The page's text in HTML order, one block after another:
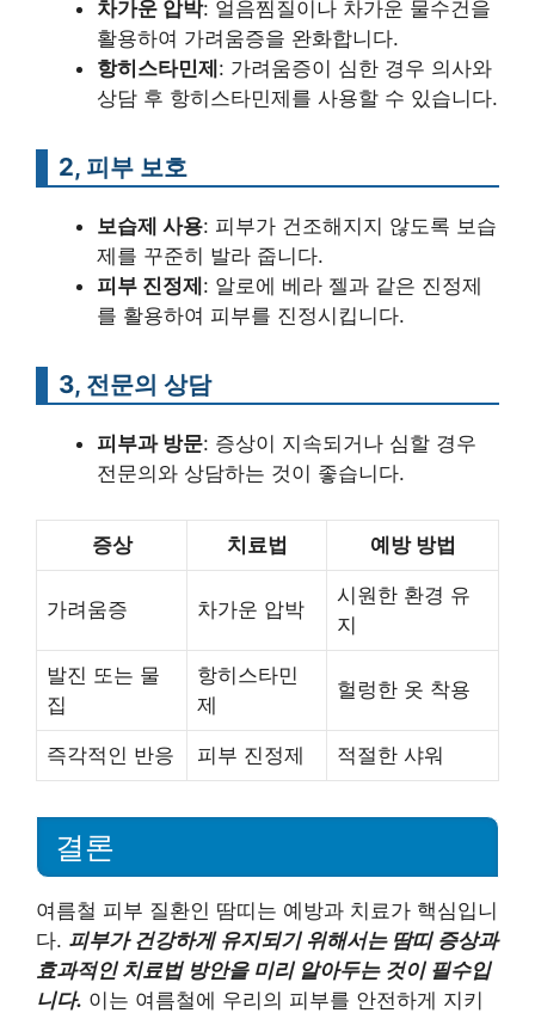
차가운 압박: 얼음찜질이나 차가운 물수건을
활용하여 가려움증을 완화합니다.
항히스타민제 : 가려움증이 심한 경우 의사와
상담 후 항히스타민제를 사용할 수 있습니다.
2, 피부 보호
보습제 사용: 피부가 건조해지지 않도록 보습
제를 꾸준히 발라 줍니다.
피부 진정제 : 알로에 베라 젤과 같은 진정제
를 활용하여 피부를 진정시킵니다.
3, 전문의 상담
피부과 방문: 증상이 지속되거나 심할 경우
전문의와 상담하는 것이 좋습니다.
증상 치료법 예방 방법
가려움증 차가운 압박
시원한 환경 유
지
발진 또는 물
집
항히스타민
제
헐렁한 옷 착용
즉각적인 반응 피부 진정제 적절한 샤워
결론
여름철 피부 질환인 땀띠는 예방과 치료가 핵심입니
다. 피부가 건강하게 유지되기 위해서는 땀띠 증상과
효과적인 치료법 방안을 미리 알아두는 것이 필수입
니다. 이는 여름철에 우리의 피부를 안전하게 지키